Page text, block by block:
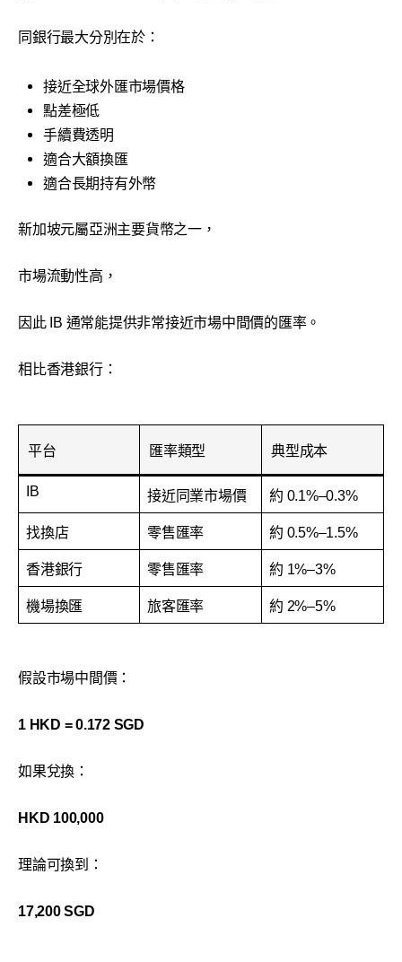
同銀行最大分別在於：
接近全球外匯市場價格
點差極低
手續費透明
適合大額換匯
適合長期持有外幣
新加坡元屬亞洲主要貨幣之一，
市場流動性高，
因此 IB 通常能提供非常接近市場中間價的匯率。
相比香港銀行：
平台 匯率類型 典型成本
IB 接近同業市場價 約 0.1%–0.3%
找換店 零售匯率 約 0.5%–1.5%
香港銀行 零售匯率 約 1%–3%
機場換匯 旅客匯率 約 2%–5%
假設市場中間價：
1 HKD = 0.172 SGD
如果兌換：
HKD 100,000
理論可換到：
17,200 SGD